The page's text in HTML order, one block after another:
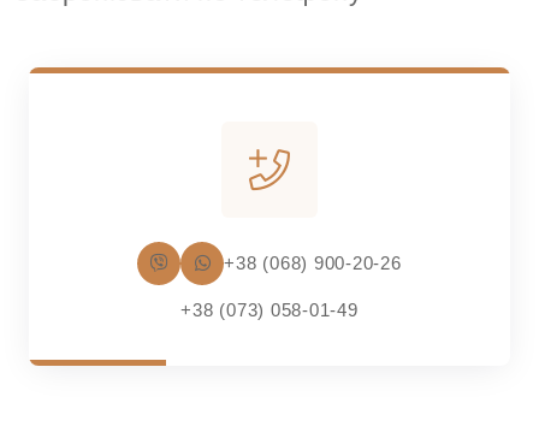
+38 (068) 900-20-26
+38 (073) 058-01-49